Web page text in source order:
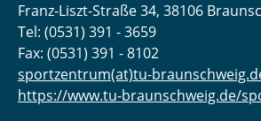
Franz-Liszt-Straße 34, 38106
Tel: (0531) 391 - 3659
Fax: (0531) 391 - 8102
sportzentrum(at)tu-
https://www.tu-braunschweig.de/